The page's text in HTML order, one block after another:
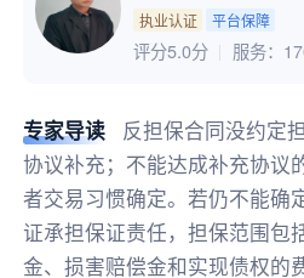
执业认证 平台保障
评分5.0分 服务：
专家导读
反担保合同没约定
协议补充；不能达成补充协议
者交易习惯确定。若仍不能确
证承担保证责任，担保范围包
金、损害赔偿金和实现债权的